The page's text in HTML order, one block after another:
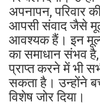
अपनापन, परिवार
आपसी संवाद जैसे
आवश्यक हैं। इन
का समाधान संभव
प्राप्त करने में भी
सकता है। उन्होंने
विशेष जोर दिया।